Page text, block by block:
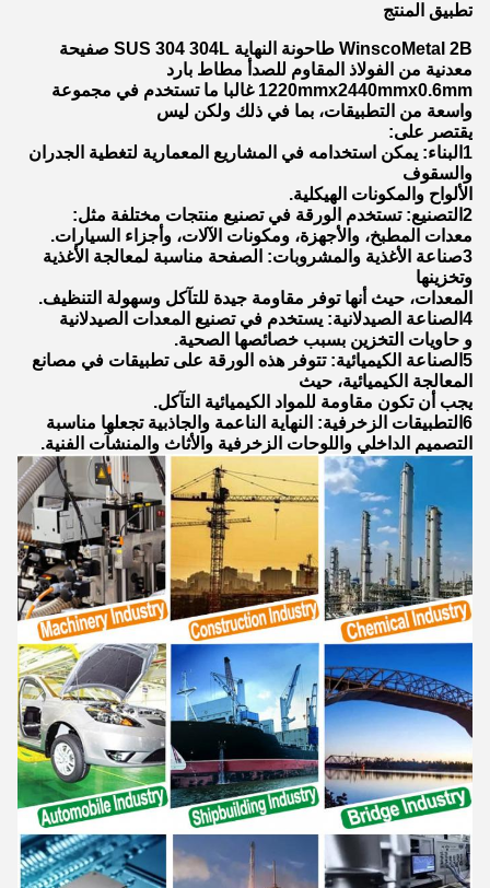
تطبيق المنتج
WinscoMetal 2B طاحونة النهاية SUS 304 304L صفيحة
معدنية من الفولاذ المقاوم للصدأ مطاط بارد
1220mmx2440mmx0.6mm غالبا ما تستخدم في مجموعة
واسعة من التطبيقات، بما في ذلك ولكن ليس
يقتصر على:
1البناء: يمكن استخدامه في المشاريع المعمارية لتغطية الجدران
والسقوف
الألواح والمكونات الهيكلية.
2التصنيع: تستخدم الورقة في تصنيع منتجات مختلفة مثل:
معدات المطبخ، والأجهزة، ومكونات الآلات، وأجزاء السيارات.
3صناعة الأغذية والمشروبات: الصفحة مناسبة لمعالجة الأغذية
وتخزينها
المعدات، حيث أنها توفر مقاومة جيدة للتآكل وسهولة التنظيف.
4الصناعة الصيدلانية: يستخدم في تصنيع المعدات الصيدلانية
و حاويات التخزين بسبب خصائصها الصحية.
5الصناعة الكيميائية: تتوفر هذه الورقة على تطبيقات في مصانع
المعالجة الكيميائية، حيث
يجب أن تكون مقاومة للمواد الكيميائية التآكل.
6التطبيقات الزخرفية: النهاية الناعمة والجاذبية تجعلها مناسبة
التصميم الداخلي واللوحات الزخرفية والأثاث والمنشآت الفنية.